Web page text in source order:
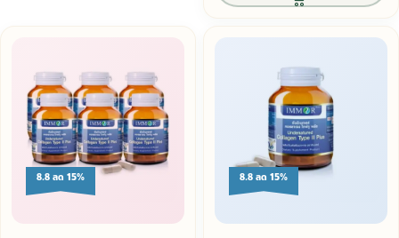
8.8 ลด 15% 8.8 ลด 15%